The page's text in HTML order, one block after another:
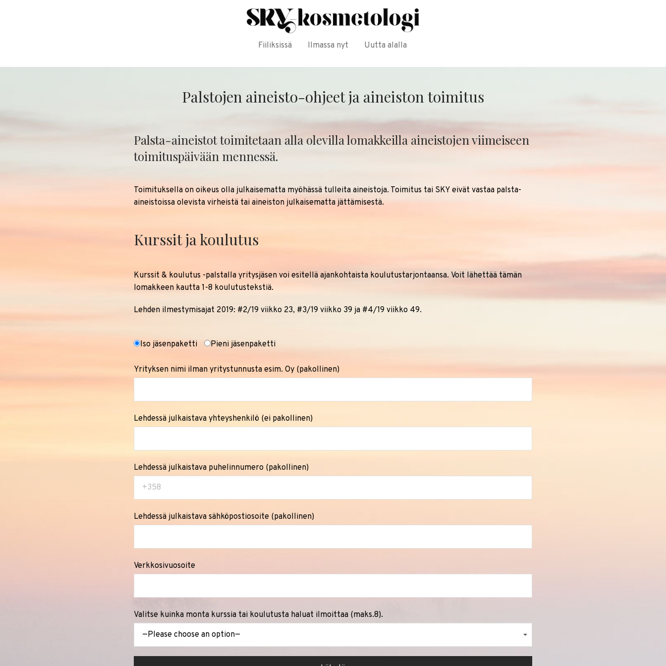
Fiiliksissä Ilmassa nyt Uutta alalla
Palstojen aineisto-ohjeet ja aineiston toimitus
Palsta-aineistot toimitetaan alla olevilla lomakkeilla aineistojen viimeiseen
toimituspäivään mennessä.
Toimituksella on oikeus olla julkaisematta myöhässä tulleita aineistoja. Toimitus tai SKY eivät vastaa palsta-
aineistoissa olevista virheistä tai aineiston julkaisematta jättämisestä.
Kurssit ja koulutus
Kurssit & koulutus -palstalla yritysjäsen voi esitellä ajankohtaista koulutustarjontaansa. Voit lähettää tämän
lomakkeen kautta 1-8 koulutustekstiä.
Lehden ilmestymisajat 2019: #2/19 viikko 23, #3/19 viikko 39 ja #4/19 viikko 49.
Iso jäsenpaketti Pieni jäsenpaketti
Yrityksen nimi ilman yritystunnusta esim. Oy (pakollinen)
Lehdessä julkaistava yhteyshenkilö (ei pakollinen)
Lehdessä julkaistava puhelinnumero (pakollinen)
Lehdessä julkaistava sähköpostiosoite (pakollinen)
Verkkosivuosoite
Valitse kuinka monta kurssia tai koulutusta haluat ilmoittaa (maks.8).